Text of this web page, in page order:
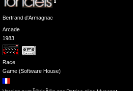
Bertrand d'Armagnac
Arcade
1983
Race
Game (Software House)